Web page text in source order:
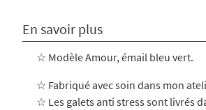
En savoir plus
☆ Modèle Amour, émail bleu vert.
☆ Fabriqué avec soin dans mon
☆ Les galets anti stress sont livrés